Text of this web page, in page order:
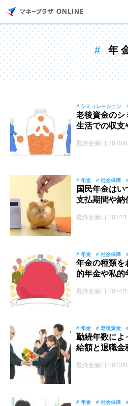
マネープラザONLINEとは
住宅ローンシミュレーション
住宅ローンのご相談
住宅ローンご相談店舗一覧
セミナー情報
#年
# シミュレーション
老後資金のシ
生活での収支
最終更新日:2025/
# 年金 # 社会保障
国民年金は
支払期間や納
最終更新日:2024/
# 年金 # 社会保障
年金の種類を
的年金や私的
最終更新日:2024/
# 年金 # 老後資金
勤続年数によ
給額と退職金
最終更新日:2023/
# 年金 # 社会保障